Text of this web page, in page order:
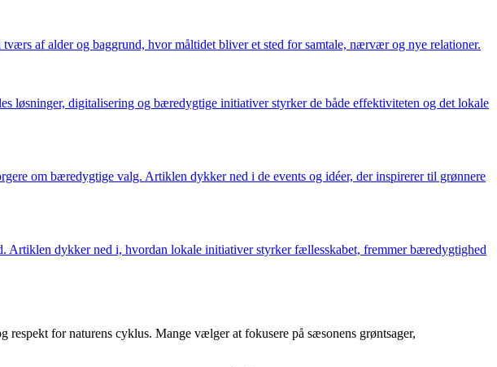
af alder og baggrund, hvor måltidet bliver et sted for samtale, nærvær og nye relationer.
løsninger, digitalisering og bæredygtige initiativer styrker de både effektiviteten og det lokale
om bæredygtige valg. Artiklen dykker ned i de events og idéer, der inspirerer til grønnere
Artiklen dykker ned i, hvordan lokale initiativer styrker fællesskabet, fremmer bæredygtighed
for naturens cyklus. Mange vælger at fokusere på sæsonens grøntsager,